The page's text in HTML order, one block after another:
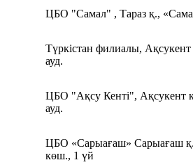
ЦБО "Самал" , Тараз қ.,
Түркістан филиалы,
ауд.
ЦБО "Ақсу Кенті", Ақсукент
ауд.
ЦБО «Сарыағаш» Сарыағаш
көш., 1 үй